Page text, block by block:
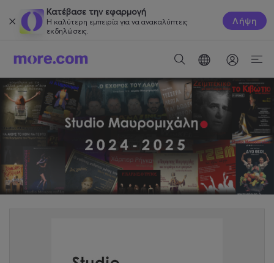
Κατέβασε την εφαρμογή
Η καλύτερη εμπειρία για να ανακαλύπτεις
εκδηλώσεις.
Λήψη